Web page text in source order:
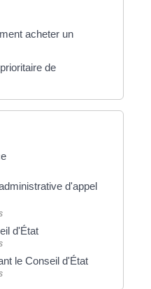
acheter un
de
d'appel
d'État
le Conseil d'État